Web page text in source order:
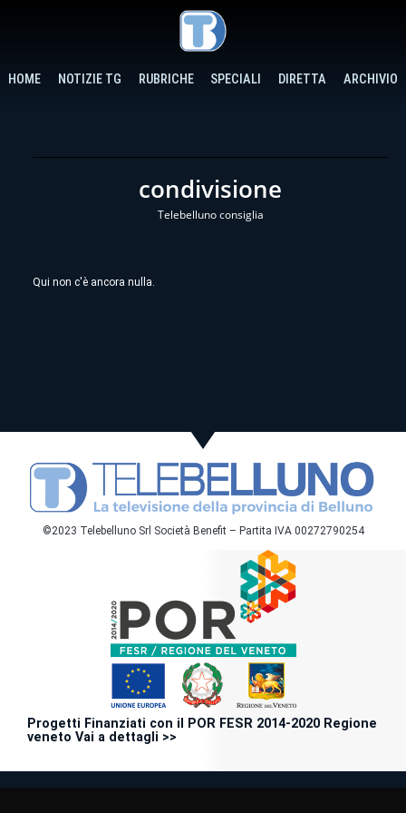
HOME NOTIZIE TG RUBRICHE SPECIALI DIRETTA ARCHIVIO
condivisione
Telebelluno consiglia
Qui non c'è ancora nulla.
©2023 Telebelluno Srl Società Benefit – Partita IVA 00272790254
Progetti Finanziati con il POR FESR 2014-2020 Regione
veneto Vai a dettagli >>